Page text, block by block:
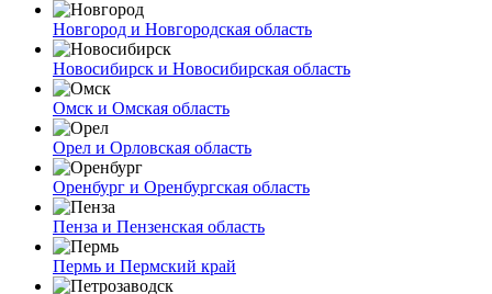
Новгород и Новгородская область
Новосибирск и Новосибирская область
Омск и Омская область
Орел и Орловская область
Оренбург и Оренбургская область
Пенза и Пензенская область
Пермь и Пермский край